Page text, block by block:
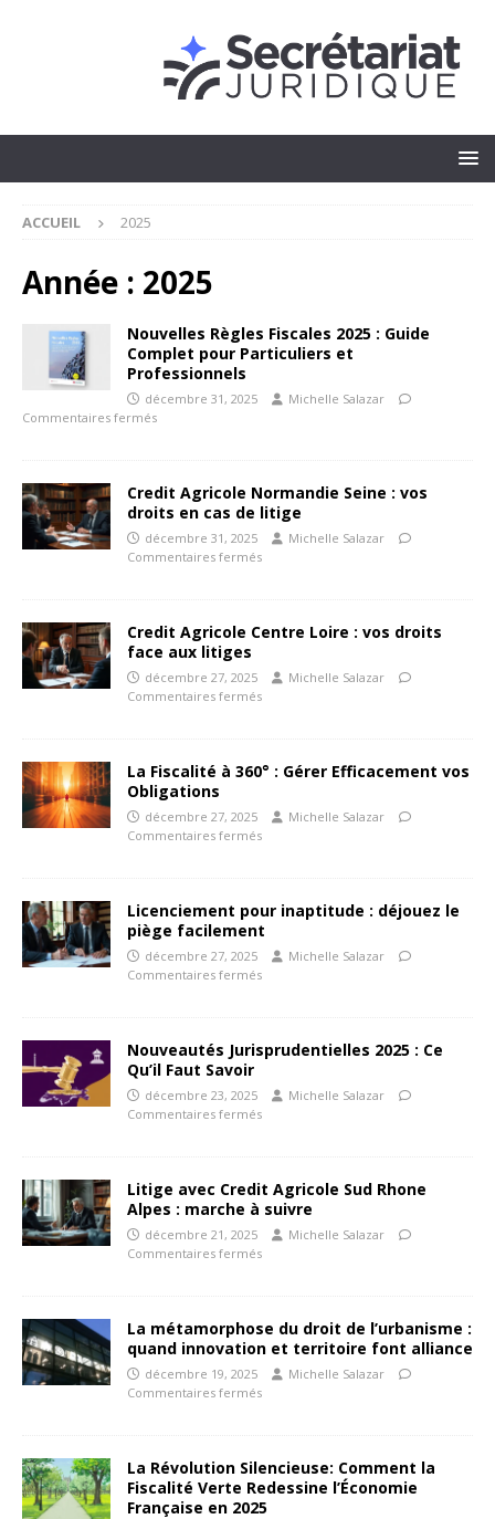
ACCUEIL 2025
Année : 2025
Nouvelles Règles Fiscales 2025 : Guide
Complet pour Particuliers et
Professionnels
décembre 31, 2025
Michelle Salazar
Commentaires fermés
Credit Agricole Normandie Seine : vos
droits en cas de litige
décembre 31, 2025
Michelle Salazar
Commentaires fermés
Credit Agricole Centre Loire : vos droits
face aux litiges
décembre 27, 2025
Michelle Salazar
Commentaires fermés
La Fiscalité à 360° : Gérer Efficacement vos
Obligations
décembre 27, 2025
Michelle Salazar
Commentaires fermés
Licenciement pour inaptitude : déjouez le
piège facilement
décembre 27, 2025
Michelle Salazar
Commentaires fermés
Nouveautés Jurisprudentielles 2025 : Ce
Qu’il Faut Savoir
décembre 23, 2025
Michelle Salazar
Commentaires fermés
Litige avec Credit Agricole Sud Rhone
Alpes : marche à suivre
décembre 21, 2025
Michelle Salazar
Commentaires fermés
La métamorphose du droit de l’urbanisme :
quand innovation et territoire font alliance
décembre 19, 2025
Michelle Salazar
Commentaires fermés
La Révolution Silencieuse: Comment la
Fiscalité Verte Redessine l’Économie
Française en 2025